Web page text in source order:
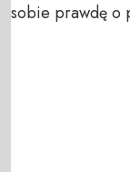
sobie prawdę o